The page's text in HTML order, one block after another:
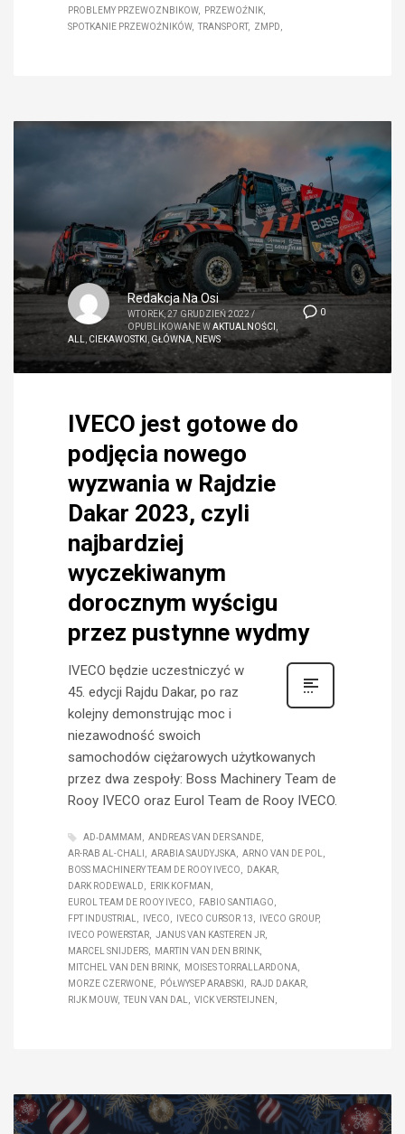
PROBLEMY PRZEWOZNBIKOW
PRZEWOŹNIK
SPOTKANIE PRZEWOŹNIKÓW
TRANSPORT ZMPD
0
Redakcja Na Osi
WTOREK, 27 GRUDZIEŃ 2022 /
OPUBLIKOWANE WAKTUALNOŚCI
ALL
CIEKAWOSTKI GŁÓWNA NEWS
IVECO jest gotowe do
podjęcia nowego
wyzwania w Rajdzie
Dakar 2023, czyli
najbardziej
wyczekiwanym
dorocznym wyścigu
przez pustynne wydmy
IVECO będzie uczestniczyć w
45. edycji Rajdu Dakar, po raz
kolejny demonstrując moc i
niezawodność swoich
samochodów ciężarowych użytkowanych
przez dwa zespoły: Boss Machinery Team de
Rooy IVECO oraz Eurol Team de Rooy IVECO.
AD‑DAMMAM
ANDREAS VAN DER SANDE
AR-RAB AL-CHALI
ARABIA SAUDYJSKA
ARNO VAN DE POL
BOSS MACHINERY TEAM DE ROOY IVECO
DAKAR
DARK RODEWALD
ERIK KOFMAN
EUROL TEAM DE ROOY IVECO
FABIO SANTIAGO
FPT INDUSTRIAL
IVECO IVECO CURSOR 13
IVECO GROUP
IVECO POWERSTAR
JANUS VAN KASTEREN JR
MARCEL SNIJDERS
MARTIN VAN DEN BRINK
MITCHEL VAN DEN BRINK
MOISES TORRALLARDONA
MORZE CZERWONE
PÓŁWYSEP ARABSKI
RAJD DAKAR
RIJK MOUW
TEUN VAN DAL VICK VERSTEIJNEN